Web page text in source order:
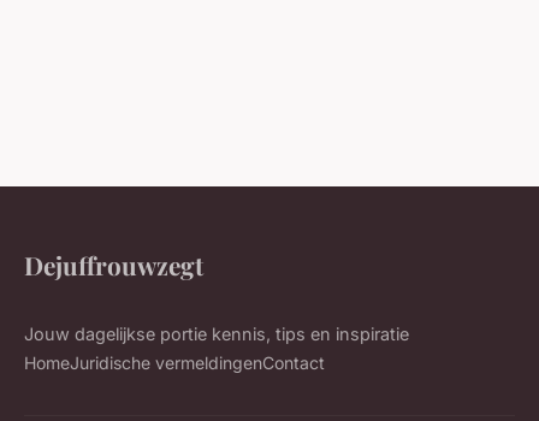
Dejuffrouwzegt
Jouw dagelijkse portie kennis, tips en inspiratie
HomeJuridische vermeldingenContact